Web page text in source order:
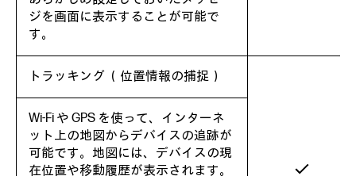
ジを画面に表示することが可能で
す。
トラッキング （位置情報の捕捉）
Wi-Fi や GPS を使って、インターネ
ット上の地図からデバイスの追跡が
可能です。地図には、デバイスの現
在位置や移動履歴が表示されます。